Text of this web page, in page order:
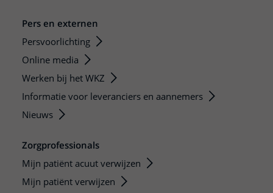
Pers en externen
Persvoorlichting
Online media
Werken bij het WKZ
Informatie voor leveranciers en aannemers
Nieuws
Zorgprofessionals
Mijn patiënt acuut verwijzen
Mijn patiënt verwijzen